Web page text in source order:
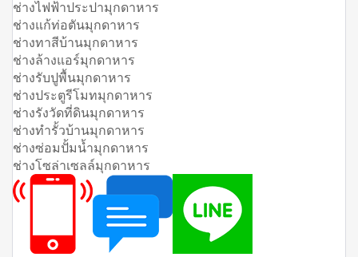
ช่างไฟฟ้าประปามุกดาหาร
ช่างแก้ท่อตันมุกดาหาร
ช่างทาสีบ้านมุกดาหาร
ช่างล้างแอร์มุกดาหาร
ช่างรับปูพื้นมุกดาหาร
ช่างประตูรีโมทมุกดาหาร
ช่างรังวัดที่ดินมุกดาหาร
ช่างทำรั้วบ้านมุกดาหาร
ช่างซ่อมปั้มน้ำมุกดาหาร
ช่างโซล่าเซลล์มุกดาหาร